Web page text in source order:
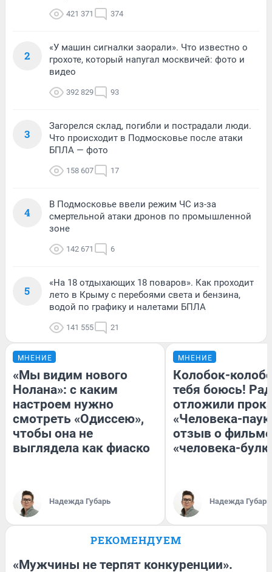
421 371 374
2
«У машин сигналки заорали». Что известно о
грохоте, который напугал москвичей: фото и
видео
392 829 93
3
Загорелся склад, погибли и пострадали люди.
Что происходит в Подмосковье после атаки
БПЛА — фото
158 607 17
4
В Подмосковье ввели режим ЧС из-за
смертельной атаки дронов по промышленной
зоне
142 671 6
5
«На 18 отдыхающих 18 поваров». Как проходит
лето в Крыму с перебоями света и бензина,
водой по графику и налетами БПЛА
141 555 21
МНЕНИЕ
«Мы видим нового
Нолана»: с каким
настроем нужно
смотреть «Одиссею»,
чтобы она не
выглядела как фиаско
Надежда Губарь
МНЕНИЕ
Колобок-
тебя боюсь!
отложили
«Человека-
отзыв о
«человека-
Надежда Губарь
РЕКОМЕНДУЕМ
«Мужчины не терпят конкуренции».